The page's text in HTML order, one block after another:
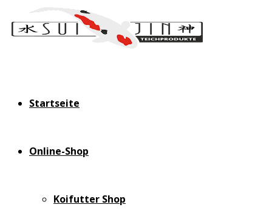
Startseite
Online-Shop
Koifutter Shop